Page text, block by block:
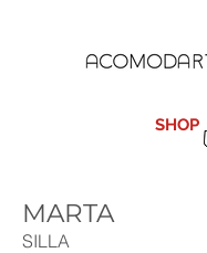
SHOP
MARTA
SILLA